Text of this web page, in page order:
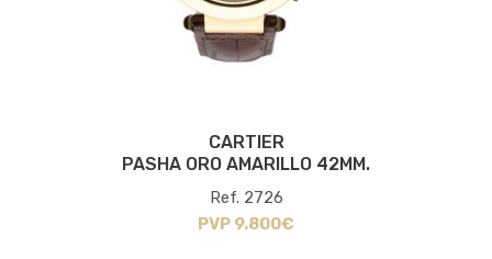
CARTIER
PASHA ORO AMARILLO 42MM.
Ref. 2726
PVP 9.800€